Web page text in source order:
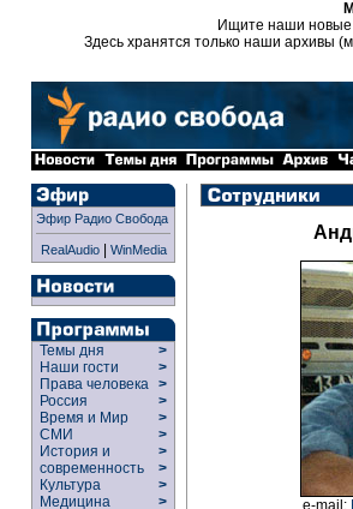
Ищите наши
Здесь хранятся только наши архивы
Эфир Радио Свобода
RealAudio| WinMedia
Темы дня
>
Наши гости
>
Права человека >
Россия
>
Время и Мир
>
СМИ
>
История и
современность
>
>
Культура
>
Медицина
>
e-mail: